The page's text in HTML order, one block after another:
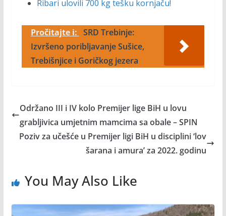
Ribari ulovili 700 kg tešku kornjaču!
Pročitajte i: SRD Trebinje:
Izvršeno poribljavanje Sušice,
Trebišnjice i Goričkog jezera
Održano III i IV kolo Premijer lige BiH u lovu
grabljivica umjetnim mamcima sa obale – SPIN
Poziv za učešće u Premijer ligi BiH u disciplini ‘lov
šarana i amura’ za 2022. godinu
You May Also Like